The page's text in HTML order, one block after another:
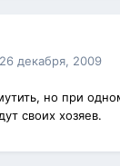
26 декабря, 2009
но при
своих хозяев.